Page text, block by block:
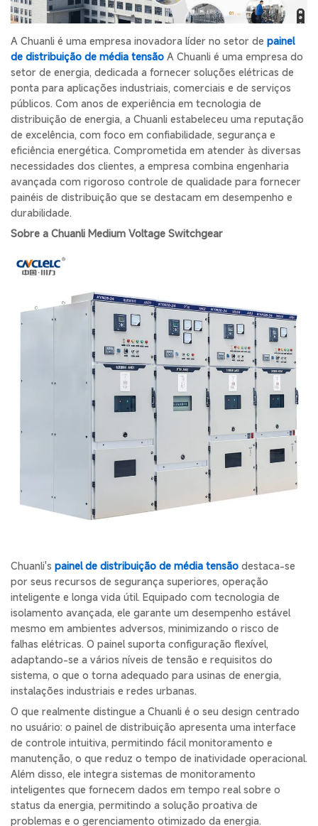
A Chuanli é uma empresa inovadora líder no setor de painel
de distribuição de média tensão A Chuanli é uma empresa do
setor de energia, dedicada a fornecer soluções elétricas de
ponta para aplicações industriais, comerciais e de serviços
públicos. Com anos de experiência em tecnologia de
distribuição de energia, a Chuanli estabeleceu uma reputação
de excelência, com foco em confiabilidade, segurança e
eficiência energética. Comprometida em atender às diversas
necessidades dos clientes, a empresa combina engenharia
avançada com rigoroso controle de qualidade para fornecer
painéis de distribuição que se destacam em desempenho e
durabilidade.
Sobre a Chuanli Medium Voltage Switchgear
Chuanli's painel de distribuição de média tensão destaca-se
por seus recursos de segurança superiores, operação
inteligente e longa vida útil. Equipado com tecnologia de
isolamento avançada, ele garante um desempenho estável
mesmo em ambientes adversos, minimizando o risco de
falhas elétricas. O painel suporta configuração flexível,
adaptando-se a vários níveis de tensão e requisitos do
sistema, o que o torna adequado para usinas de energia,
instalações industriais e redes urbanas.
O que realmente distingue a Chuanli é o seu design centrado
no usuário: o painel de distribuição apresenta uma interface
de controle intuitiva, permitindo fácil monitoramento e
manutenção, o que reduz o tempo de inatividade operacional.
Além disso, ele integra sistemas de monitoramento
inteligentes que fornecem dados em tempo real sobre o
status da energia, permitindo a solução proativa de
problemas e o gerenciamento otimizado da energia.